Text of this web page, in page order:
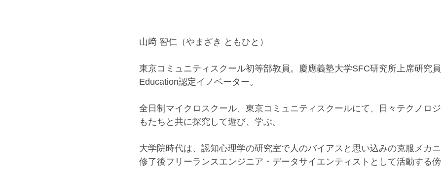
山﨑 智仁（やまざき ともひと）
東京コミュニティスクール初等部教員。慶應義塾大学SFC研究所上席研究
Education認定イノベーター。
全日制マイクロスクール、東京コミュニティスクールにて、日々テクノロ
もたちと共に探究して遊び、学ぶ。
大学院時代は、認知心理学の研究室で人のバイアスと思い込みの克服メカニ
修了後フリーランスエンジニア・データサイエンティストとして活動する